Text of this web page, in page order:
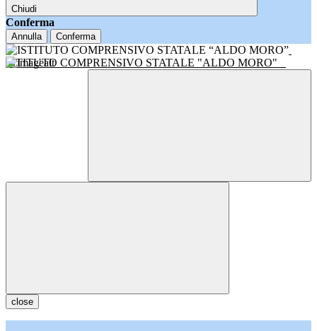
Chiudi
Conferma
Annulla Conferma
ISTITUTO COMPRENSIVO STATALE "ALDO MORO"
close